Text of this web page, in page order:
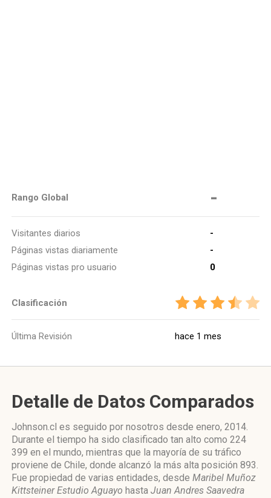
Rango Global -
Visitantes diarios
-
Páginas vistas diariamente
-
Páginas vistas pro usuario
0
Clasificación
Última Revisión hace 1 mes
Detalle de Datos Comparados
Johnson.cl es seguido por nosotros desde enero, 2014.
Durante el tiempo ha sido clasificado tan alto como 224
399 en el mundo, mientras que la mayoría de su tráfico
proviene de Chile, donde alcanzó la más alta posición 893.
Fue propiedad de varias entidades, desde Maribel Muñoz
Kittsteiner Estudio Aguayo hasta Juan Andres Saavedra